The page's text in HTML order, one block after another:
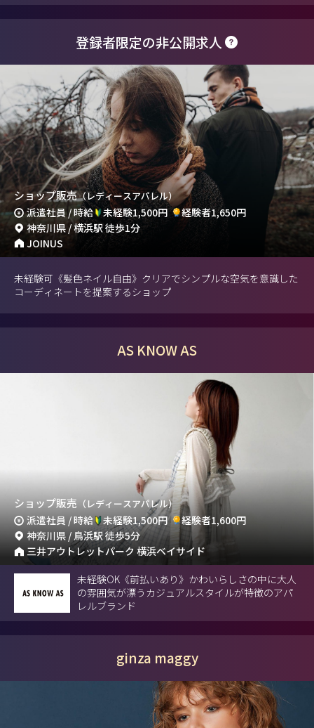
登録者限定の非公開求人
ショップ販売（レディースアパレル）
派遣社員 / 時給 未経験1,500円
経験者1,650円
神奈川県 / 横浜駅 徒歩1分
JOINUS
未経験可《髪色ネイル自由》クリアでシンプルな空気を意識した
コーディネートを提案するショップ
AS KNOW AS
ショップ販売 （レディースアパレル）
派遣社員 / 時給 未経験1,500円
経験者1,600円
神奈川県 / 鳥浜駅 徒歩5分
三井アウトレットパーク 横浜ベイサイド
未経験OK《前払いあり》かわいらしさの中に大人
の雰囲気が漂うカジュアルスタイルが特徴のアパ
レルブランド
ginza maggy